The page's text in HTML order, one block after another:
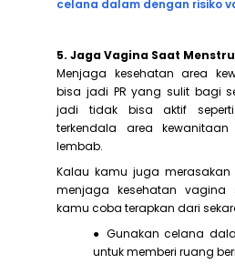
celana dalam dengan risiko
5. Jaga Vagina Saat
Menjaga kesehatan area
bisa jadi PR yang sulit bagi
jadi tidak bisa aktif
terkendala area
lembab.
Kalau kamu juga
menjaga kesehatan vagina
kamu coba terapkan dari
● Gunakan celana
untuk memberi ruang